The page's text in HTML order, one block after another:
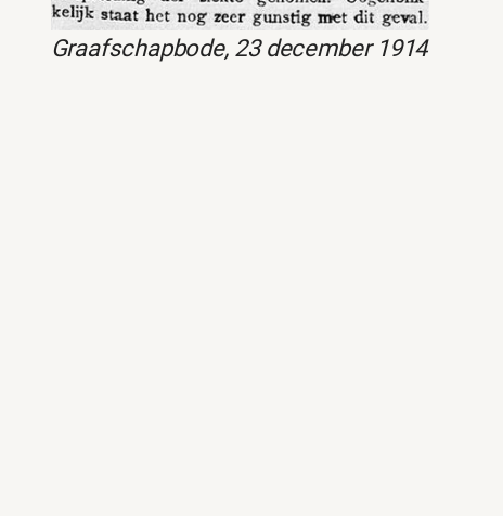
Graafschapbode, 23 december 1914